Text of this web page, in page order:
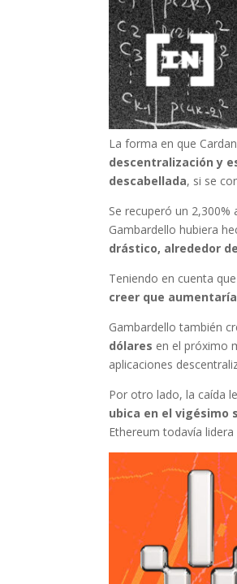
La forma en que
descentralización y
descabellada, si se
Se recuperó un
Gambardello hubiera
drástico, alrededor
Teniendo en cuenta
creer que
Gambardello también
dólares en el próximo
aplicaciones
Por otro lado, la caída
ubica en el vigésimo
Ethereum todavía